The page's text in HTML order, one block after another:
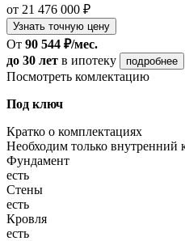
от 21 476 000 ₽
Узнать точную цену
От 90 544 ₽/мес.
до 30 лет в ипотеку подробнее
Посмотреть комлектацию
Под ключ
Кратко о комплектациях
Необходим только внутренний
Фундамент
есть
Стены
есть
Кровля
есть